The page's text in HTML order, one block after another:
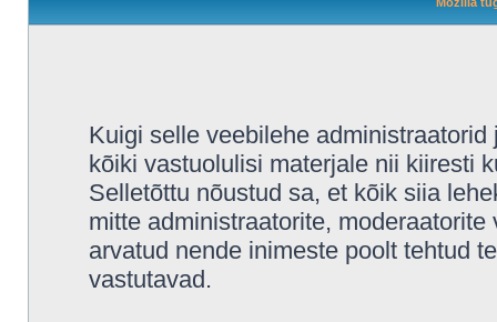
Kuigi selle veebilehe
kõiki vastuolulisi materjale nii kiiresti
Selletõttu nõustud sa, et kõik siia
mitte administraatorite,
arvatud nende inimeste poolt tehtud
vastutavad.